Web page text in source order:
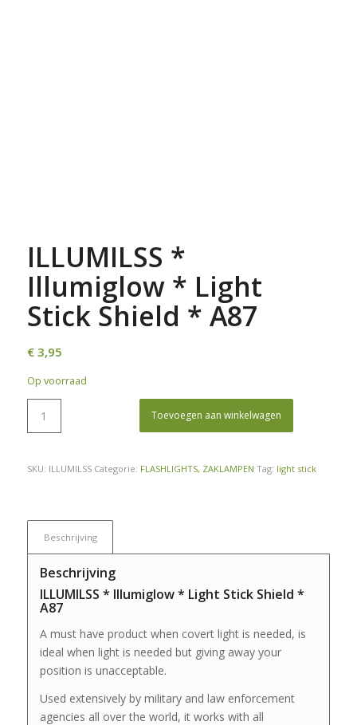
ILLUMILSS *
Illumiglow * Light
Stick Shield * A87
€3,95
Op voorraad
Toevoegen aan winkelwagen
SKU: ILLUMILSS Categorie: FLASHLIGHTS, ZAKLAMPEN Tag: light stick
Beschrijving
Beschrijving
ILLUMILSS * Illumiglow * Light Stick Shield *
A87
A must have product when covert light is needed, is
ideal when light is needed but giving away your
position is unacceptable.
Used extensively by military and law enforcement
agencies all over the world, it works with all